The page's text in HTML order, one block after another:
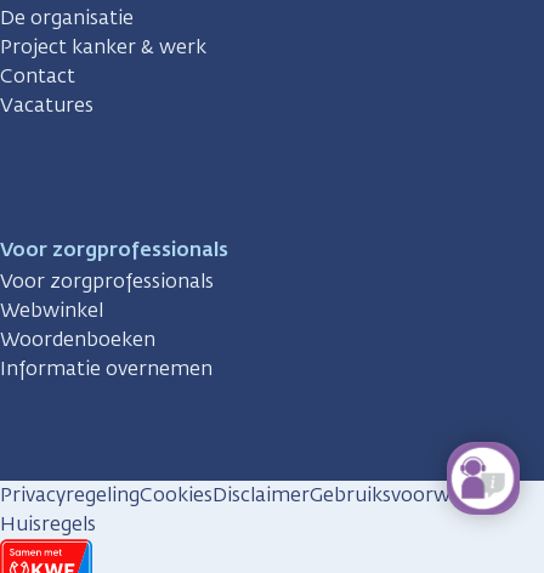
De organisatie
Project kanker & werk
Contact
Vacatures
Voor zorgprofessionals
Voor zorgprofessionals
Webwinkel
Woordenboeken
Informatie overnemen
PrivacyregelingCookiesDisclaimerGebruiksvoorwaarden
Huisregels